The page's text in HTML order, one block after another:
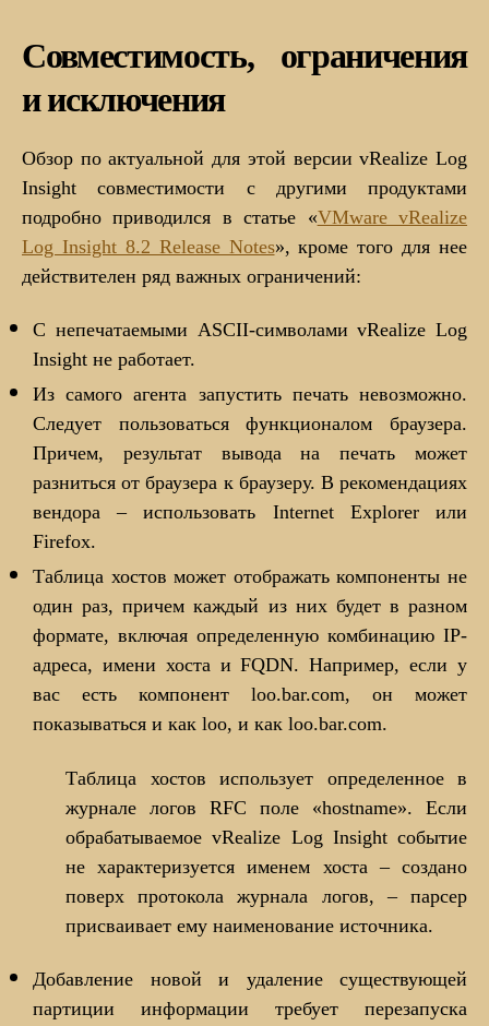
Совместимость, ограничения
и исключения
Обзор по актуальной для этой версии vRealize Log
Insight совместимости с другими продуктами
подробно приводился в статье «VMware vRealize
Log Insight 8.2 Release Notes», кроме того для нее
действителен ряд важных ограничений:
С непечатаемыми ASCII-символами vRealize Log
Insight не работает.
Из самого агента запустить печать невозможно.
Следует пользоваться функционалом браузера.
Причем, результат вывода на печать может
разниться от браузера к браузеру. В рекомендациях
вендора – использовать Internet Explorer или
Firefox.
Таблица хостов может отображать компоненты не
один раз, причем каждый из них будет в разном
формате, включая определенную комбинацию IP-
адреса, имени хоста и FQDN. Например, если у
вас есть компонент loo.bar.com, он может
показываться и как loo, и как loo.bar.com.
Таблица хостов использует определенное в
журнале логов RFC поле «hostname». Если
обрабатываемое vRealize Log Insight событие
не характеризуется именем хоста – создано
поверх протокола журнала логов, – парсер
присваивает ему наименование источника.
Добавление новой и удаление существующей
партиции информации требует перезапуска